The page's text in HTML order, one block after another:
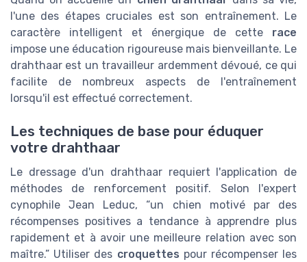
l'une des étapes cruciales est son entraînement. Le
caractère intelligent et énergique de cette race
impose une éducation rigoureuse mais bienveillante. Le
drahthaar est un travailleur ardemment dévoué, ce qui
facilite de nombreux aspects de l'entraînement
lorsqu'il est effectué correctement.
Les techniques de base pour éduquer
votre drahthaar
Le dressage d'un drahthaar requiert l'application de
méthodes de renforcement positif. Selon l'expert
cynophile Jean Leduc, “un chien motivé par des
récompenses positives a tendance à apprendre plus
rapidement et à avoir une meilleure relation avec son
maître.” Utiliser des croquettes pour récompenser les